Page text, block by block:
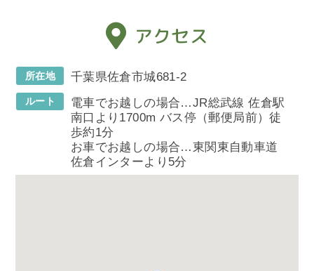
アクセス
所在地 千葉県佐倉市城681-2
ルート
電車でお越しの場合…JR総武線 佐倉駅
南口より1700m バス停（郵便局前）徒
歩約1分
お車でお越しの場合…東関東自動車道
佐倉インターより5分